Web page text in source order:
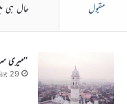
مقبول حال ہی
’’میری
29 جولائی 2025ء